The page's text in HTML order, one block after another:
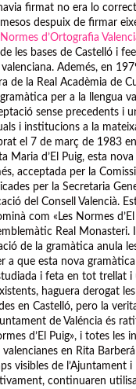
firmat no era lo
despuix de firmar
Normes d’Ortografia
les bases de Castelló i
Ademés, en
de la Real Acadèmia de
per a la llengua
sense precedents i
i institucions a la
el 7 de març de 1983 en
Maria d’El Puig, esta
acceptada per la
per la Secretaria
del Consell Valencià.
com «Les Normes
Real Monasteri.
de la gramàtica anula
a que esta nova gramàtica
i feta en tot trellat
haguera derogat
en Castelló, pero la
de Valéncia és
d’El Puig», i totes les
en Rita
visibles de l’Ajuntament
continuaren